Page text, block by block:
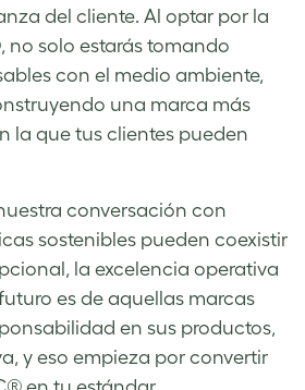
del cliente. Al optar por la
no solo estarás tomando
con el medio ambiente,
una marca más
la que tus clientes pueden
conversación con
sostenibles pueden coexistir
la excelencia operativa
es de aquellas marcas
en sus productos,
y eso empieza por convertir